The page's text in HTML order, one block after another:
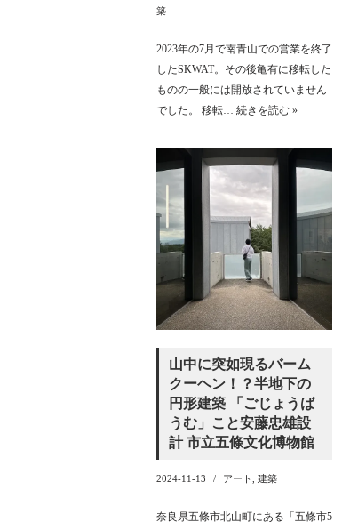
築
2023年の7月で南青山での営業を終了
したSKWAT。その後亀有に移転した
ものの一般には開放されていません
でした。 移転… 続きを読む »
山中に突如現るバーム
クーヘン！？半地下の
円形建築 「ごじょうば
うむ」こと安藤忠雄設
計 市立五條文化博物館
2024-11-13 アート 建築
奈良県五條市北山町にある「五條市5